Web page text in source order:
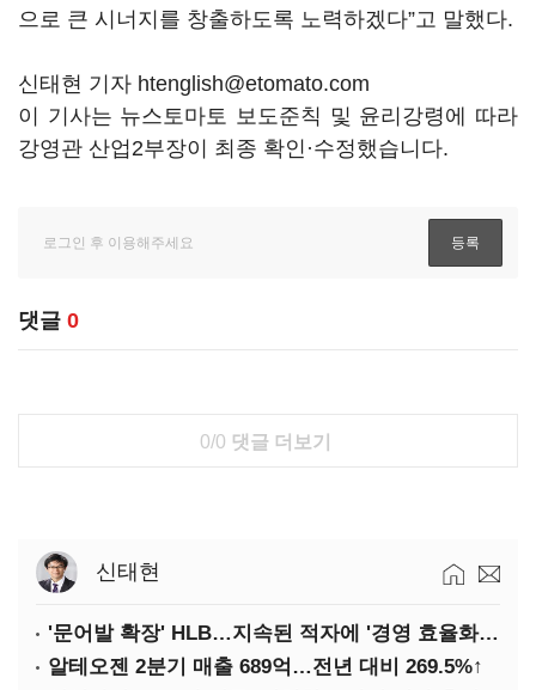
으로 큰 시너지를 창출하도록 노력하겠다”고 말했다.
신태현 기자 htenglish@etomato.com
이 기사는 뉴스토마토 보도준칙 및 윤리강령에 따라
강영관 산업2부장이 최종 확인·수정했습니다.
댓글 0
0/0 댓글 더보기
신태현
'문어발 확장' HLB…지속된 적자에 '경영 효율화' 관건
알테오젠 2분기 매출 689억…전년 대비 269.5%↑